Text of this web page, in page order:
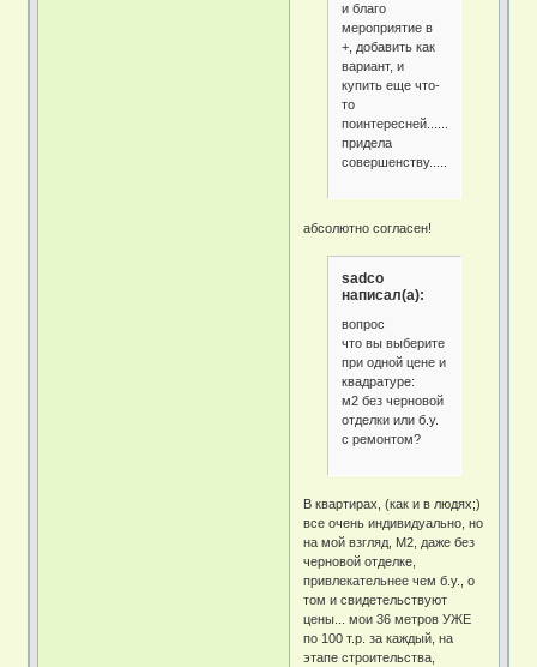
и благо
мероприятие в
+, добавить как
вариант, и
купить еще что-
то
поинтересней..........нет
придела
совершенству......
абсолютно согласен!
sadco
написал(а):
вопрос
что вы выберите
при одной цене и
квадратуре:
м2 без черновой
отделки или б.у.
с ремонтом?
В квартирах, (как и в людях;)
все очень индивидуально, но
на мой взгляд, М2, даже без
черновой отделке,
привлекательнее чем б.у., о
том и свидетельствуют
цены... мои 36 метров УЖЕ
по 100 т.р. за каждый, на
этапе строительства,